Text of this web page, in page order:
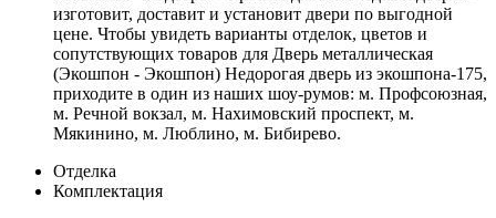
изготовит, доставит и установит двери по выгодной
цене. Чтобы увидеть варианты отделок, цветов и
сопутствующих товаров для Дверь металлическая
(Экошпон - Экошпон) Недорогая дверь из экошпона-175,
приходите в один из наших шоу-румов: м. Профсоюзная,
м. Речной вокзал, м. Нахимовский проспект, м.
Мякинино, м. Люблино, м. Бибирево.
Отделка
Комплектация